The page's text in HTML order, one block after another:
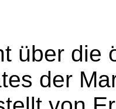
über die
der